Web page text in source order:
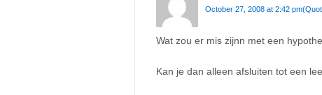
October 27, 2008 at 2:42 pm
Wat zou er mis zijnn met een
Kan je dan alleen afsluiten tot een